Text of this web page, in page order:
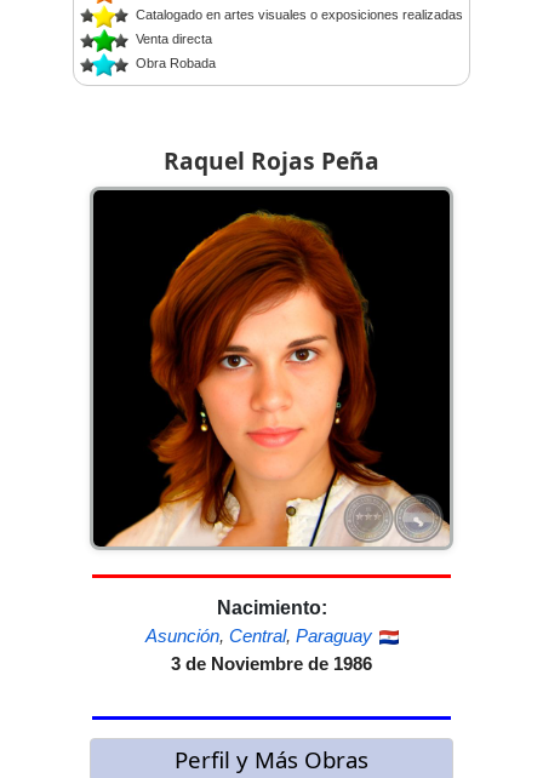
Raquel Rojas Peña
Nacimiento:
Asunción, Central, Paraguay
3 de Noviembre de 1986
Perfil y Más Obras
Catalogado en artes visuales o exposiciones realizadas
Venta directa
Obra Robada